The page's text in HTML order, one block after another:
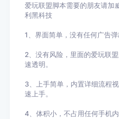
爱玩联盟脚本需要的朋友请加
利黑科技
1、界面简单，没有任何广告
2、没有风险，里面的爱玩联
速透明。
3、上手简单，内置详细流程
速上手。
4、体积小，不占用任何手机内